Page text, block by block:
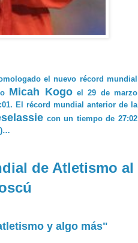
el nuevo récord mundial
Micah Kogoel 29 de marzo
El récord mundial anterior de la
con un tiempo de 27:02
de Atletismo al
y algo más"